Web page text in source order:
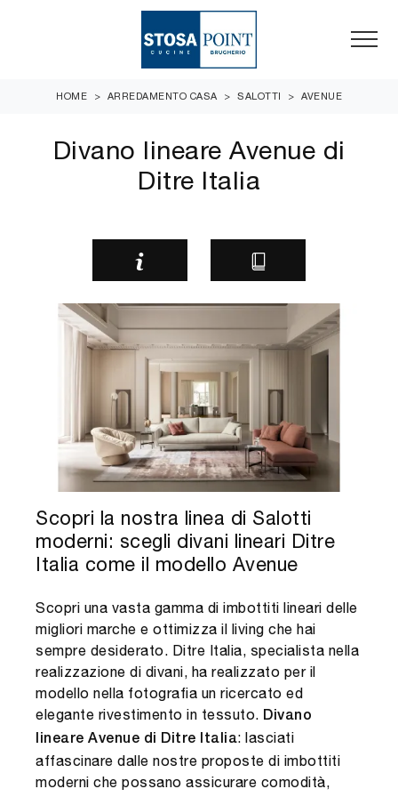
HOME > ARREDAMENTO CASA > SALOTTI > AVENUE
Divano lineare Avenue di
Ditre Italia
Scopri la nostra linea di Salotti
moderni: scegli divani lineari Ditre
Italia come il modello Avenue
Scopri una vasta gamma di imbottiti lineari delle
migliori marche e ottimizza il living che hai
sempre desiderato. Ditre Italia, specialista nella
realizzazione di divani, ha realizzato per il
modello nella fotografia un ricercato ed
elegante rivestimento in tessuto. Divano
lineare Avenue di Ditre Italia: lasciati
affascinare dalle nostre proposte di imbottiti
moderni che possano assicurare comodità,